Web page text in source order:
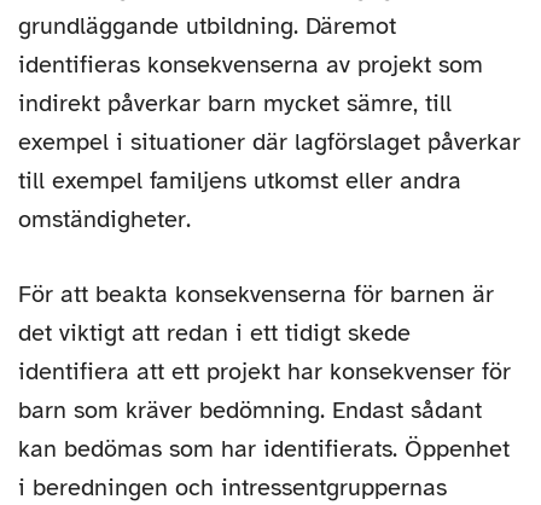
grundläggande utbildning. Däremot
identifieras konsekvenserna av projekt som
indirekt påverkar barn mycket sämre, till
exempel i situationer där lagförslaget påverkar
till exempel familjens utkomst eller andra
omständigheter.
För att beakta konsekvenserna för barnen är
det viktigt att redan i ett tidigt skede
identifiera att ett projekt har konsekvenser för
barn som kräver bedömning. Endast sådant
kan bedömas som har identifierats. Öppenhet
i beredningen och intressentgruppernas